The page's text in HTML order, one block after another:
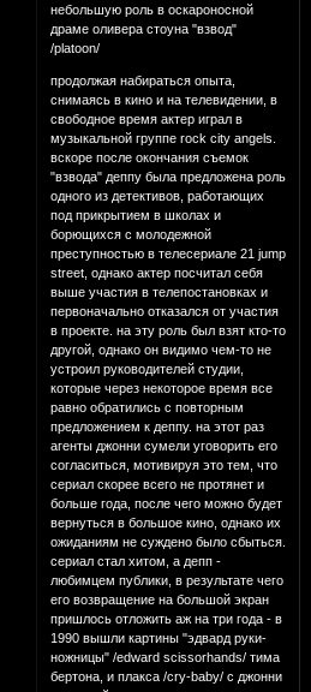
небольшую роль в оскароносной
драме оливера стоуна "взвод"
/platoon/
продолжая набираться опыта,
снимаясь в кино и на телевидении, в
свободное время актер играл в
музыкальной группе rock city angels.
вскоре после окончания съемок
"взвода" деппу была предложена роль
одного из детективов, работающих
под прикрытием в школах и
борющихся с молодежной
преступностью в телесериале 21 jump
street, однако актер посчитал себя
выше участия в телепостановках и
первоначально отказался от участия
в проекте. на эту роль был взят кто-то
другой, однако он видимо чем-то не
устроил руководителей студии,
которые через некоторое время все
равно обратились с повторным
предложением к деппу. на этот раз
агенты джонни сумели уговорить его
согласиться, мотивируя это тем, что
сериал скорее всего не протянет и
больше года, после чего можно будет
вернуться в большое кино, однако их
ожиданиям не суждено было сбыться.
сериал стал хитом, а депп -
любимцем публики, в результате чего
его возвращение на большой экран
пришлось отложить аж на три года - в
1990 вышли картины "эдвард руки-
ножницы" /edward scissorhands/ тима
бертона, и плакса /cry-baby/ с джонни